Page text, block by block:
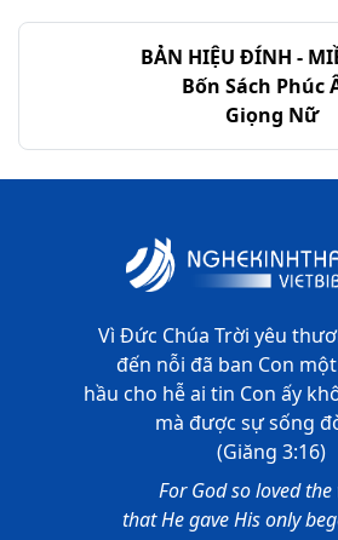
Giô-suê - Chương 24
BẢN HIỆU ĐÍNH -
Bốn Sách Phúc
Giọng Nữ
Vì Đức Chúa Trời yêu
đến nỗi đã ban Con
hầu cho hễ ai tin Con ấy
mà được sự sống
(Giăng 3:16)
For God so loved
that He gave His only